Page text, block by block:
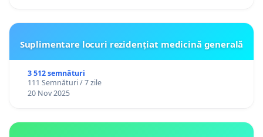
Suplimentare locuri rezidențiat medicină generală
3 512 semnături
111 Semnături / 7 zile
20 Nov 2025